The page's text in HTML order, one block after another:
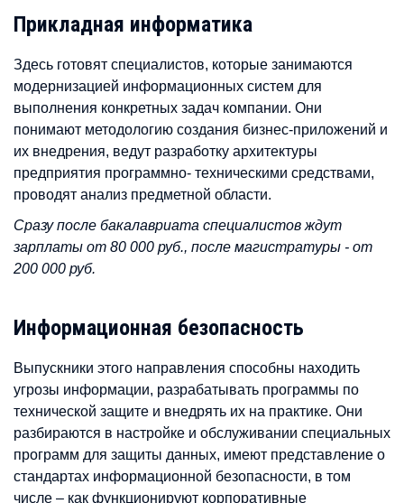
Прикладная информатика
Здесь готовят специалистов, которые занимаются
модернизацией информационных систем для
выполнения конкретных задач компании. Они
понимают методологию создания бизнес-приложений и
их внедрения, ведут разработку архитектуры
предприятия программно- техническими средствами,
проводят анализ предметной области.
Сразу после бакалавриата специалистов ждут
зарплаты от 80 000 руб., после магистратуры - от
200 000 руб.
Информационная безопасность
Выпускники этого направления способны находить
угрозы информации, разрабатывать программы по
технической защите и внедрять их на практике. Они
разбираются в настройке и обслуживании специальных
программ для защиты данных, имеют представление о
стандартах информационной безопасности, в том
числе – как функционируют корпоративные